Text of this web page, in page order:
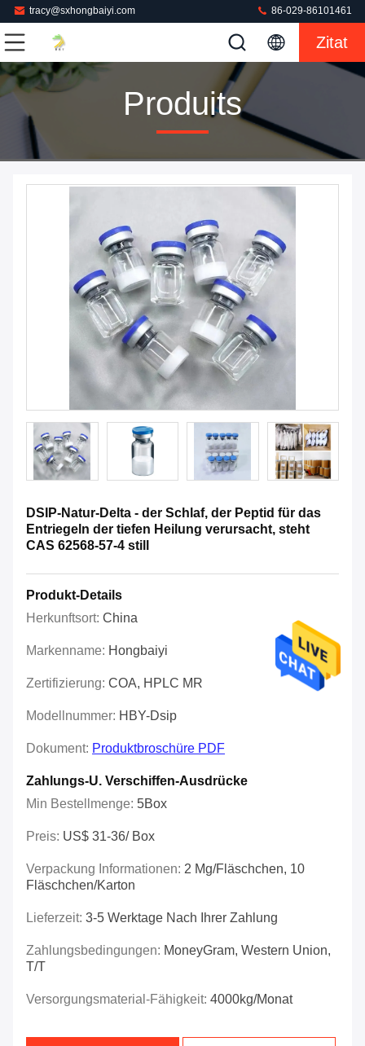
tracy@sxhongbaiyi.com 86-029-86101461
Zitat
Produits
DSIP-Natur-Delta - der Schlaf, der Peptid für das
Entriegeln der tiefen Heilung verursacht, steht
CAS 62568-57-4 still
Produkt-Details
Herkunftsort: China
Markenname: Hongbaiyi
Zertifizierung: COA, HPLC MR
Modellnummer: HBY-Dsip
Dokument: Produktbroschüre PDF
Zahlungs-U. Verschiffen-Ausdrücke
Min Bestellmenge: 5Box
Preis: US$ 31-36/ Box
Verpackung Informationen: 2 Mg/Fläschchen, 10
Fläschchen/Karton
Lieferzeit: 3-5 Werktage Nach Ihrer Zahlung
Zahlungsbedingungen: MoneyGram, Western Union,
T/T
Versorgungsmaterial-Fähigkeit: 4000kg/Monat